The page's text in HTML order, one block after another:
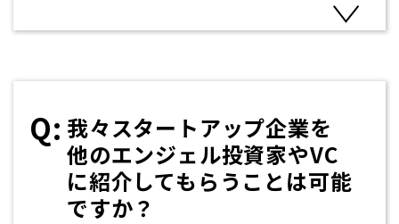
我々スタートアップ企業を
他のエンジェル投資家やVC
に紹介してもらうことは可能
ですか？